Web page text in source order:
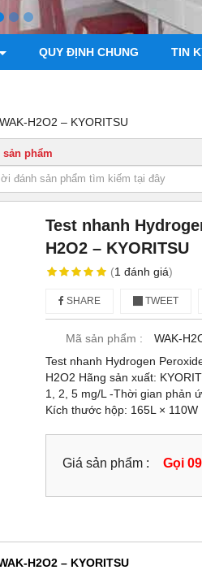
QUY ĐỊNH CHUNG TIN
H2O2 – KYORITSU
sản phẩm
Test nhanh
H2O2 – KYORITSU
(1đánh giá)
SHARE TWEET
Mã sản phẩm :
WAK-
Test nhanh Hydrogen
H2O2 Hãng sản xuất:
1, 2, 5 mg/L -Thời gian phản
Kích thước hộp: 165L × 110W
Giá sản phẩm : Gọi
H2O2 – KYORITSU